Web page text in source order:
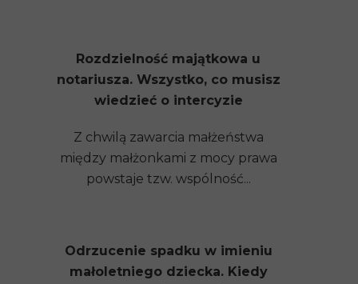
Rozdzielność majątkowa u
notariusza. Wszystko, co musisz
wiedzieć o intercyzie
Z chwilą zawarcia małżeństwa
między małżonkami z mocy prawa
powstaje tzw. wspólność...
Odrzucenie spadku w imieniu
małoletniego dziecka. Kiedy